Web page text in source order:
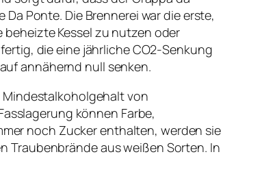
Ponte. Die Brennerei war die erste,
Kessel zu nutzen oder
die eine jährliche CO2-Senkung
annähernd null senken.
von
können Farbe,
noch Zucker enthalten, werden sie
Traubenbrände aus weißen Sorten. In